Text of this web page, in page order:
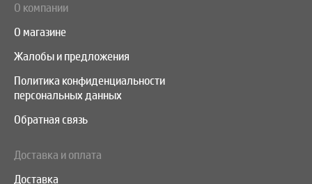
О компании
О магазине
Жалобы и предложения
Политика конфиденциальности
персональных данных
Обратная связь
Доставка и оплата
Доставка